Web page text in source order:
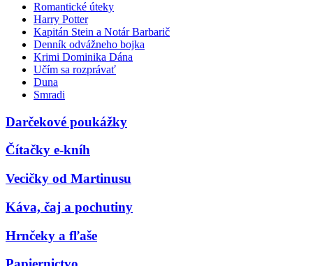
Romantické úteky
Harry Potter
Kapitán Stein a Notár Barbarič
Denník odvážneho bojka
Krimi Dominika Dána
Učím sa rozprávať
Duna
Smradi
Darčekové poukážky
Čítačky e-kníh
Vecičky od Martinusu
Káva, čaj a pochutiny
Hrnčeky a fľaše